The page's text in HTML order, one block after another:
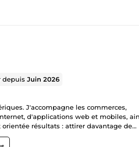
depuisJuin 2026
J'accompagne les commerces,
d'applications web et mobiles,
résultats : attirer davantage de
réellement utiles à l'activité. Mes
• Référencement local et